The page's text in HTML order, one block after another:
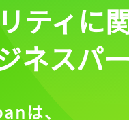
ティに
ネスパ
は、